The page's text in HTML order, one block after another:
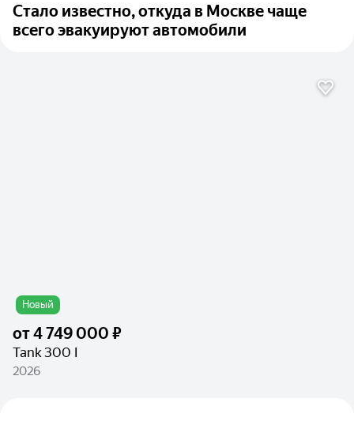
Стало известно, откуда в Москве чаще
всего эвакуируют автомобили
Новый
от4 749 000 ₽
Tank 300 I
2026